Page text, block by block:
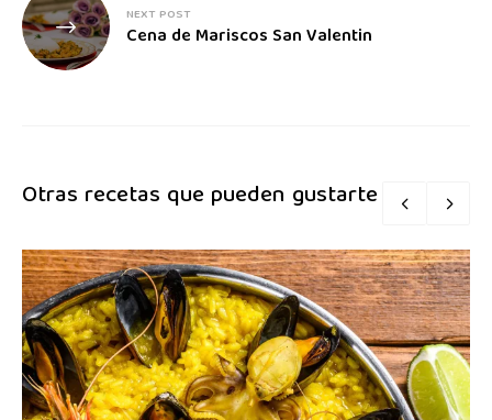
NEXT POST
Cena de Mariscos San Valentin
Otras recetas que pueden gustarte